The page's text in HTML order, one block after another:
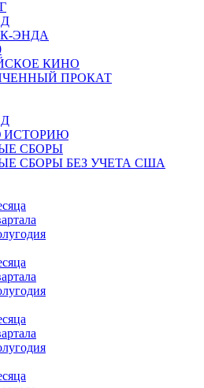
ЭНДА
КИНО
ПРОКАТ
ИСТОРИЮ
СБОРЫ
СБОРЫ БЕЗ УЧЕТА США